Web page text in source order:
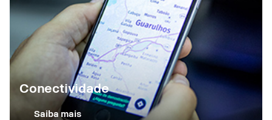
Conectividade
Saiba mais